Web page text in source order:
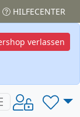
HILFECENTER
verlassen